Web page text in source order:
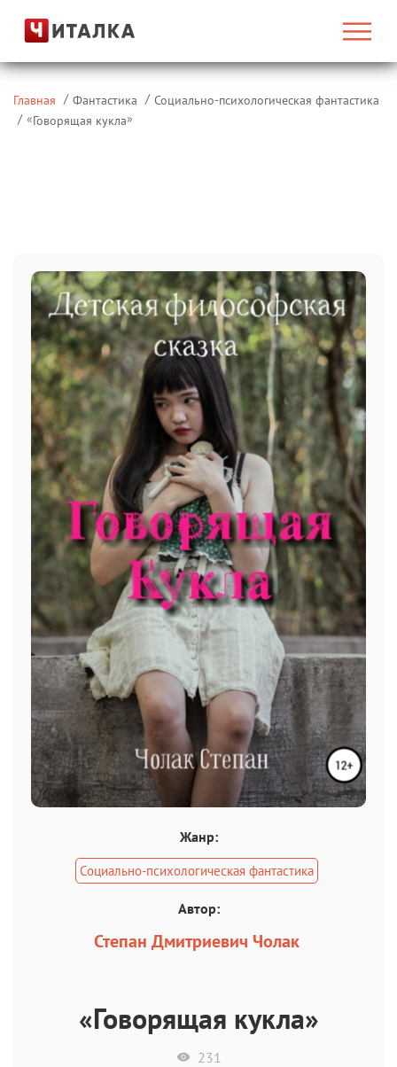
Главная Фантастика
Социально-психологическая фантастика
«Говорящая кукла»
Жанр:
Социально-психологическая фантастика
Автор:
Степан Дмитриевич Чолак
«Говорящая кукла»
231